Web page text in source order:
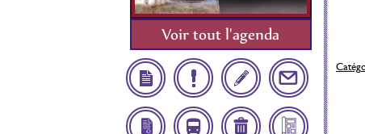
Voir tout l'agenda
Démarches
Infos
InscriptionContact